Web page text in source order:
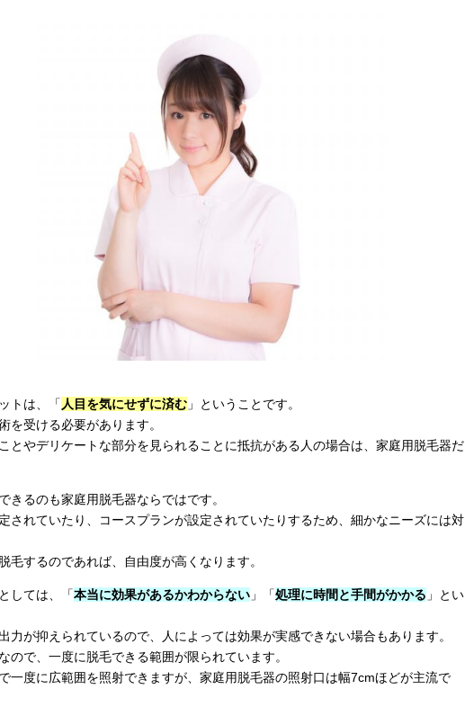
トは、「 人目を気にせずに済む 」ということです。
を受ける必要があります。
とやデリケートな部分を見られることに抵抗がある人の場合は、家庭用脱毛器だ
きるのも家庭用脱毛器ならではです。
されていたり、コースプランが設定されていたりするため、細かなニーズには対
毛するのであれば、自由度が高くなります。
しては、「本当に効果があるかわからない 」「処理に時間と手間がかかる 」とい
力が抑えられているので、人によっては効果が実感できない場合もあります。
ので、一度に脱毛できる範囲が限られています。
一度に広範囲を照射できますが、家庭用脱毛器の照射口は幅7cmほどが主流で